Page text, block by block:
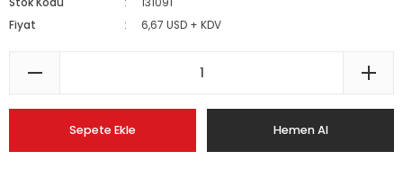
Fiyat
6,67 USD + KDV
Sepete Ekle Hemen Al